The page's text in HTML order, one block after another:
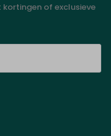
of exclusieve